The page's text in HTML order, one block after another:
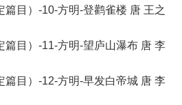
目）-10-方明-登鹳雀楼 唐 王之
篇目）-11-方明-望庐山瀑布 唐 李
篇目）-12-方明-早发白帝城 唐 李